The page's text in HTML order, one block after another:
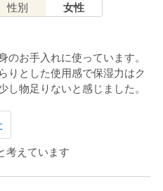
性別 女性
のお手入れに使っています。
りとした使用感で保湿力はク
し物足りないと感じました。
考えています